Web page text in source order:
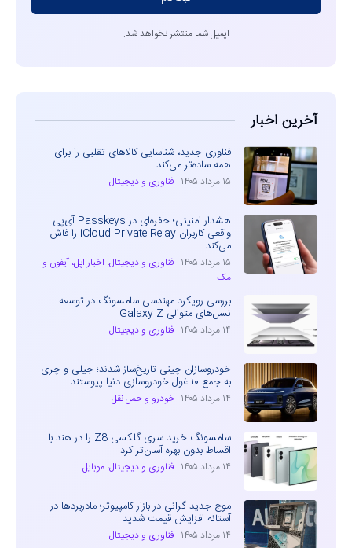
ایمیل شما منتشر نخواهد شد.
آخرین اخبار
فناوری جدید، شناسایی کالاهای تقلبی را برای
همه ساده‌تر می‌کند
۱۵ مرداد ۱۴۰۵ فناوری و دیجیتال
هشدار امنیتی؛ حفره‌ای در Passkeys آی‌پی
واقعی کاربران iCloud Private Relay را فاش
می‌کند
۱۵ مرداد ۱۴۰۵ فناوری و دیجیتال، اخبار اپل، آیفون و
مک
بررسی رویکرد مهندسی سامسونگ در توسعه
نسل‌های متوالی Galaxy Z
۱۴ مرداد ۱۴۰۵ فناوری و دیجیتال
خودروسازان چینی تاریخ‌ساز شدند؛ جیلی و چری
به جمع ۱۰ غول خودروسازی دنیا پیوستند
۱۴ مرداد ۱۴۰۵ خودرو و حمل نقل
سامسونگ خرید سری گلکسی Z8 را در هند با
اقساط بدون بهره آسان‌تر کرد
۱۴ مرداد ۱۴۰۵ فناوری و دیجیتال، موبایل
موج جدید گرانی در بازار کامپیوتر؛ مادربردها در
آستانه افزایش قیمت شدید
۱۴ مرداد ۱۴۰۵ فناوری و دیجیتال